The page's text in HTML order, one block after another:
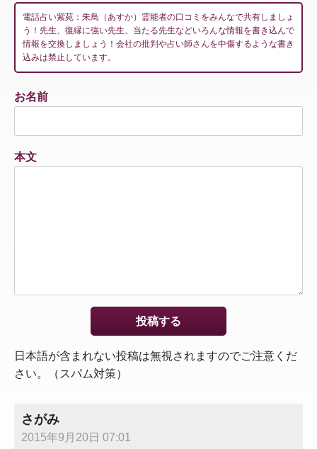
電話占い紫苑：朱鳥（あすか）霊能者の口コミをみんなで共有しましょ
う！先生、復縁に強い先生、当たる先生などいろんな情報を書き込んで
情報を交換しましょう！会社の批判や占い師さんを中傷するような書き
込みは禁止しています。
お名前
本文
日本語が含まれない投稿は無視されますのでご注意くだ
さい。（スパム対策）
さがみ
2015年9月20日 07:01